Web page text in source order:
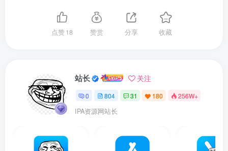
点赞18 赞赏 分享 收藏
站长 关注
0 804 31 180 256W+
IPA资源网站长